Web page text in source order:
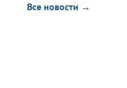
Все новости →